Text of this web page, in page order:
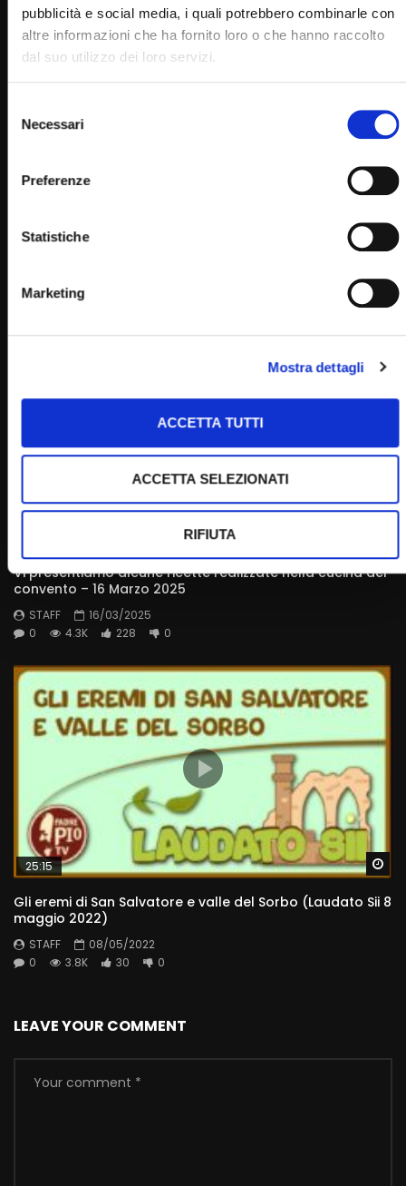
pubblicità e social media, i quali potrebbero combinarle con
altre informazioni che ha fornito loro o che hanno raccolto
dal suo utilizzo dei loro servizi.
delNecessari
Preferenze
Statistiche
Marketing
Mostra dettagli
ACCETTA TUTTI
ACCETTA SELEZIONATI
RIFIUTA
Lunedì dell’Angelo – sapori e tradizioni presso la
STAFF
4.5K
Vi presentiamo alcune ricette realizzate nella cucina del
convento – 16 Marzo 2025
STAFF
16/03/2025
0
4.3K 228 0
25:15
Gli eremi di San Salvatore e valle del Sorbo (Laudato Sii 8
maggio 2022)
STAFF
08/05/2022
0
3.8K 30 0
LEAVE YOUR COMMENT